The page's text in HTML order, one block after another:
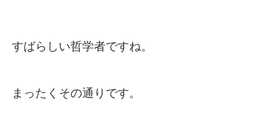
すばらしい哲学者ですね。
まったくその通りです。